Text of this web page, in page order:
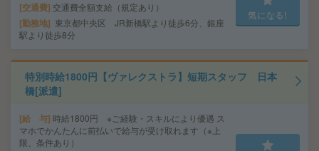
交通費 交通費全額支給（規定あり）
勤務地
東京都中央区 JR新橋駅より徒歩6分、銀座
駅より徒歩8分
気になる!
特別時給1800円【ヴァレクストラ】短期スタッフ 日本
橋[派遣]
給 与 時給1800円 ※ご経験・スキルにより優遇 ス
マホでかんたんに前払いで給与が受け取れます（※上
限、条件あり）